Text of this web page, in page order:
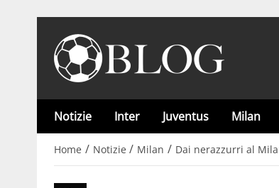
Notizie Inter Juventus Milan
Home / Notizie / Milan / Dai nerazzurri al